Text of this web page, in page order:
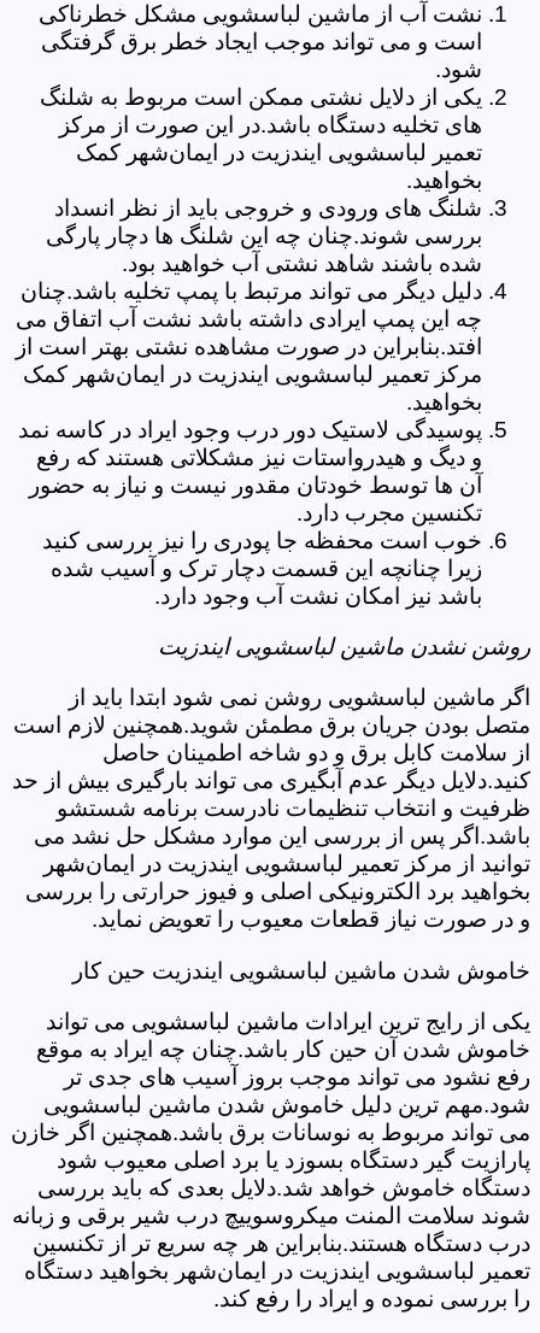
نشت آب از ماشین لباسشویی مشکل خطرناکی
است و می تواند موجب ایجاد خطر برق گرفتگی
شود.
یکی از دلایل نشتی ممکن است مربوط به شلنگ
های تخلیه دستگاه باشد.در این صورت از مرکز
تعمیر لباسشویی ایندزیت در ایمان‌شهر کمک
بخواهید.
شلنگ های ورودی و خروجی باید از نظر انسداد
بررسی شوند.چنان چه این شلنگ ها دچار پارگی
شده باشند شاهد نشتی آب خواهید بود.
دلیل دیگر می تواند مرتبط با پمپ تخلیه باشد.چنان
چه این پمپ ایرادی داشته باشد نشت آب اتفاق می
افتد.بنابراین در صورت مشاهده نشتی بهتر است از
مرکز تعمیر لباسشویی ایندزیت در ایمان‌شهر کمک
بخواهید.
پوسیدگی لاستیک دور درب وجود ایراد در کاسه نمد
و دیگ و هیدرواستات نیز مشکلاتی هستند که رفع
آن ها توسط خودتان مقدور نیست و نیاز به حضور
تکنسین مجرب دارد.
خوب است محفظه جا پودری را نیز بررسی کنید
زیرا چنانچه این قسمت دچار ترک و آسیب شده
باشد نیز امکان نشت آب وجود دارد.
روشن نشدن ماشین لباسشویی ایندزیت
اگر ماشین لباسشویی روشن نمی شود ابتدا باید از
متصل بودن جریان برق مطمئن شوید.همچنین لازم است
از سلامت کابل برق و دو شاخه اطمینان حاصل
کنید.دلایل دیگر عدم آبگیری می تواند بارگیری بیش از حد
ظرفیت و انتخاب تنظیمات نادرست برنامه شستشو
باشد.اگر پس از بررسی این موارد مشکل حل نشد می
توانید از مرکز تعمیر لباسشویی ایندزیت در ایمان‌شهر
بخواهید برد الکترونیکی اصلی و فیوز حرارتی را بررسی
و در صورت نیاز قطعات معیوب را تعویض نماید.
خاموش شدن ماشین لباسشویی ایندزیت حین کار
یکی از رایج ترین ایرادات ماشین لباسشویی می تواند
خاموش شدن آن حین کار باشد.چنان چه ایراد به موقع
رفع نشود می تواند موجب بروز آسیب های جدی تر
شود.مهم ترین دلیل خاموش شدن ماشین لباسشویی
می تواند مربوط به نوسانات برق باشد.همچنین اگر خازن
پارازیت گیر دستگاه بسوزد یا برد اصلی معیوب شود
دستگاه خاموش خواهد شد.دلایل بعدی که باید بررسی
شوند سلامت المنت میکروسوییچ درب شیر برقی و زبانه
درب دستگاه هستند.بنابراین هر چه سریع تر از تکنسین
تعمیر لباسشویی ایندزیت در ایمان‌شهر بخواهید دستگاه
را بررسی نموده و ایراد را رفع کند.